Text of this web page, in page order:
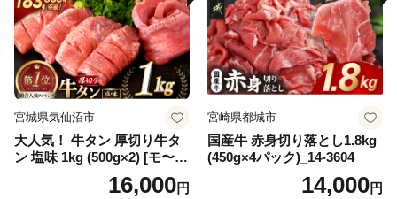
宮城県気仙沼市
大人気！ 牛タン 厚切り牛タ
ン 塩味 1kg (500g×2) [モ〜ラ
ンド 宮城県 気仙沼市 205646
60] 肉 牛肉 精肉 牛たん 牛タ
16,000円
宮崎県都城市
国産牛 赤身切り落とし1.8kg
(450g×4パック)_14-3604
14,000円